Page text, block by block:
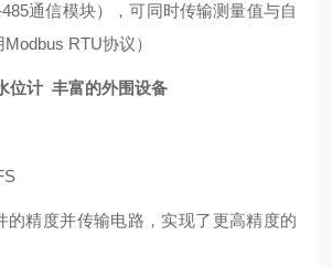
通信模块），可同时传输测量值与自
RTU协议）
计 丰富的外围设备
的精度并传输电路，实现了更高精度的